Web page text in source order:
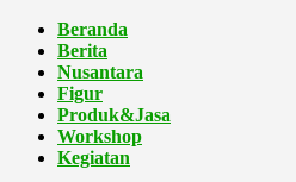
Beranda
Berita
Nusantara
Figur
Produk&Jasa
Workshop
Kegiatan